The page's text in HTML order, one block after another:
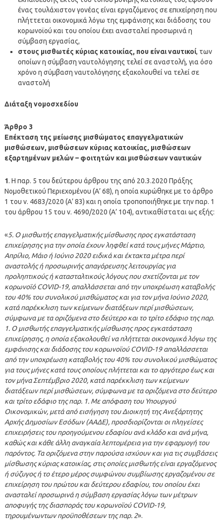
ένας τουλάχιστον γονέας είναι εργαζόμενος σε επιχείρηση που
πλήττεται οικονομικά λόγω της εμφάνισης και διάδοσης του
κορωνοϊού και του οποίου έχει ανασταλεί προσωρινά η
σύμβαση εργασίας,
στους μισθωτές κύριας κατοικίας, που είναι ναυτικοί, των
οποίων η σύμβαση ναυτολόγησης τελεί σε αναστολή, για όσο
χρόνο η σύμβαση ναυτολόγησης εξακολουθεί να τελεί σε
αναστολή
Διάταξη νομοσχεδίου
Άρθρο 3
Επέκταση της μείωσης μισθώματος επαγγελματικών
μισθώσεων, μισθώσεων κύριας κατοικίας, μισθώσεων
εξαρτημένων μελών – φοιτητών και μισθώσεων ναυτικών
1. Η παρ. 5 του δεύτερου άρθρου της από 20.3.2020 Πράξης
Νομοθετικού Περιεχομένου (Α’ 68), η οποία κυρώθηκε με το άρθρο
1 του ν. 4683/2020 (Α’ 83) και η οποία τροποποιήθηκε με την παρ. 1
του άρθρου 15 του ν. 4690/2020 (Α’ 104), αντικαθίσταται ως εξής:
«5. Ο μισθωτής επαγγελματικής μίσθωσης προς εγκατάσταση
επιχείρησης για την οποία έχουν ληφθεί κατά τους μήνες Μάρτιο,
Απρίλιο, Μάιο ή Ιούνιο 2020 ειδικά και έκτακτα μέτρα περί
αναστολής ή προσωρινής απαγόρευσης λειτουργίας για
προληπτικούς ή κατασταλτικούς λόγους που σχετίζονται με τον
κορωνοϊό COVID-19, απαλλάσσεται από την υποχρέωση καταβολής
του 40% του συνολικού μισθώματος και για τον μήνα Ιούνιο 2020,
κατά παρέκκλιση των κείμενων διατάξεων περί μισθώσεων,
σύμφωνα με τα οριζόμενα στο δεύτερο και το τρίτο εδάφιο της παρ.
1. Ο μισθωτής επαγγελματικής μίσθωσης προς εγκατάσταση
επιχείρησης, η οποία εξακολουθεί να πλήττεται οικονομικά λόγω της
εμφάνισης και διάδοσης του κορωνοϊού COVID-19 απαλλάσσεται
από την υποχρέωση καταβολής του 40% του συνολικού μισθώματος
για τους μήνες κατά τους οποίους πλήττεται και το αργότερο έως και
τον μήνα Σεπτέμβριο 2020, κατά παρέκκλιση των κείμενων
διατάξεων περί μισθώσεων, σύμφωνα με τα οριζόμενα στο δεύτερο
και τρίτο εδάφιο της παρ. 1. Με απόφαση του Υπουργού
Οικονομικών, μετά από εισήγηση του Διοικητή της Ανεξάρτητης
Αρχής Δημοσίων Εσόδων (ΑΑΔΕ), προσδιορίζονται οι πληγείσες
επιχειρήσεις του προηγούμενου εδαφίου ανά κλάδο και ανά μήνα,
καθώς και κάθε άλλη αναγκαία λεπτομέρεια για την εφαρμογή του
παρόντος. Τα οριζόμενα στην παρούσα ισχύουν και για τις συμβάσεις
μίσθωσης κύριας κατοικίας, στις οποίες μισθωτής είναι εργαζόμενος
ή σύζυγος ή το έτερο μέρος συμφώνου συμβίωσης εργαζομένου σε
επιχείρηση του πρώτου και δεύτερου εδαφίου, του οποίου έχει
ανασταλεί προσωρινά η σύμβαση εργασίας λόγω των μέτρων
αποφυγής της διασποράς του κορωνοϊού COVID-19,
τηρουμένωντων προϋποθέσεων της παρ. 2».